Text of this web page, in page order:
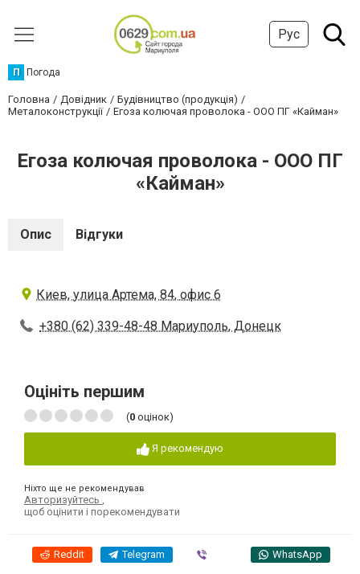
Рус
П Погода
Головна Довідник
Будівництво (продукція)
Металоконструкції
Егоза колючая проволока - ООО ПГ «Кайман»
Егоза колючая проволока - ООО ПГ
«Кайман»
Опис Відгуки
Киев, улица Артема, 84, офис 6
+380 (62) 339-48-48 Мариуполь, Донецк
Оцініть першим
(0 оцінок)
Я рекомендую
Ніхто ще не рекомендував
Авторизуйтесь
щоб оцінити і порекомендувати
Reddit Telegram WhatsApp